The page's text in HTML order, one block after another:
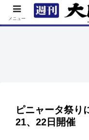
TOP 特集 ニュ
ピニャータ祭
21、22日開催
メニュー